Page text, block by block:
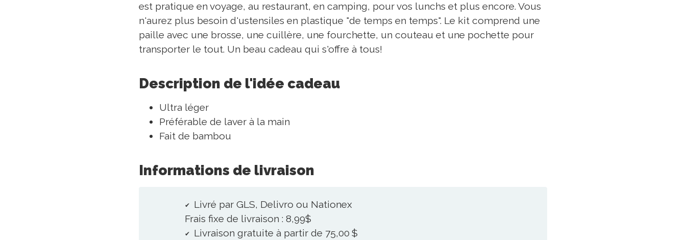
est pratique en voyage, au restaurant, en camping, pour vos lunchs et plus encore. Vous
n'aurez plus besoin d'ustensiles en plastique "de temps en temps". Le kit comprend une
paille avec une brosse, une cuillère, une fourchette, un couteau et une pochette pour
transporter le tout. Un beau cadeau qui s'offre à tous!
Description de l'idée cadeau
Ultra léger
Préférable de laver à la main
Fait de bambou
Informations de livraison
Livré par GLS, Delivro ou Nationex
Frais fixe de livraison : 8,99$
Livraison gratuite à partir de 75,00 $